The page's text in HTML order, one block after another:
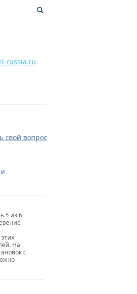
russia.ru
свой вопрос
5 из 6
На
с